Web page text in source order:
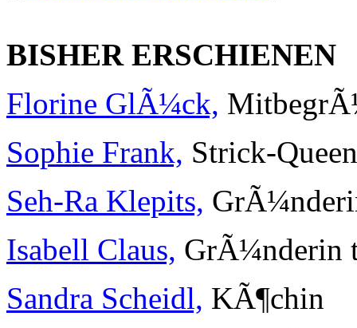
BISHER ERSCHIENEN
Florine GlÃ¼ck,
Sophie Frank, Strick-Queen
Seh-Ra Klepits,
Isabell Claus, GrÃ¼nderin
Sandra Scheidl, KÃ¶chin